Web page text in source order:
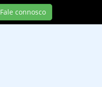
Fale connosco